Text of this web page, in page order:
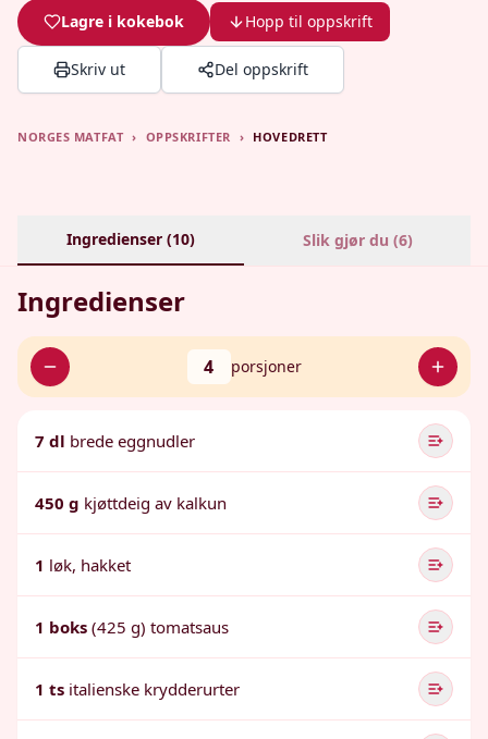
Lagre i kokebok Hopp til oppskrift
Skriv ut Del oppskrift
NORGES MATFAT › OPPSKRIFTER › HOVEDRETT
Ingredienser (10) Slik gjør du (6)
Ingredienser
4 porsjoner
7 dl brede eggnudler
450 g kjøttdeig av kalkun
1 løk, hakket
1 boks (425 g) tomatsaus
1 ts italienske krydderurter